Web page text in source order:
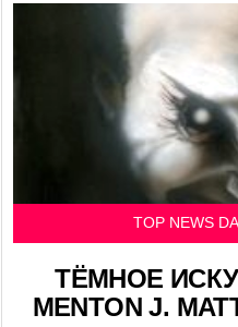
TOP NEWS
ТЁМНОЕ
MENTON J.